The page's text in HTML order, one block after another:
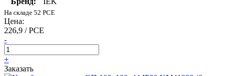
На складе 52 PCE
Цена:
226,9 / PCE
-
+
Заказать